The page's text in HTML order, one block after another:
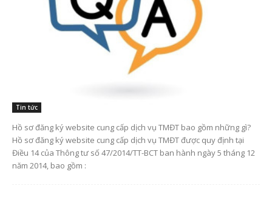
Tin tức
Hồ sơ đăng ký website cung cấp dịch vụ TMĐT bao gồm những gì?
Hồ sơ đăng ký website cung cấp dịch vụ TMĐT được quy định tại
Điều 14 của Thông tư số 47/2014/TT-BCT ban hành ngày 5 tháng 12
năm 2014, bao gồm :